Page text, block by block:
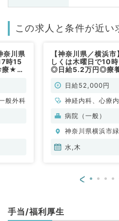
この求人と条件が近い
奈川県
時15
療★毎
般外科
【神奈川県／横浜
しくは木曜日で10
◎日給5.2万円◎療
ー通勤可♪（内科系
日給52,000円
神経内科、心療
循環器内科、呼
科、老年内科、膠
病院（一般）
神奈川県横浜市
水,木
<
手当/福利厚生